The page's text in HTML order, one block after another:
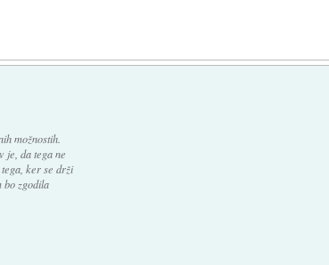
možnostih.
je, da tega ne
ker se drži
bo zgodila